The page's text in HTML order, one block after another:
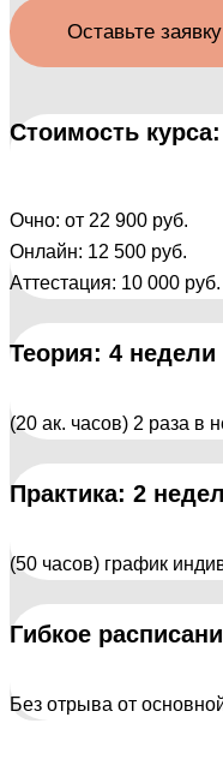
Оставьте заявку
Стоимость курса:
Очно: от 22 900 руб.
Онлайн: 12 500 руб.
Аттестация: 10 000 руб.
Теория: 4 недели
(20 ак. часов) 2 раза в
Практика: 2
(50 часов) график
Гибкое
Без отрыва от